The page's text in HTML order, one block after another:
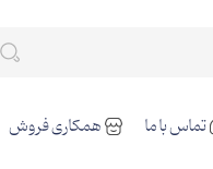
تماس با ما همکاری فروش